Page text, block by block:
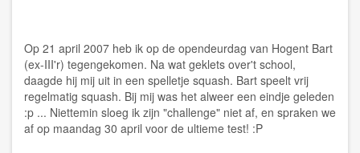
Op 21 april 2007 heb ik op de opendeurdag van Hogent Bart
(ex-III'r) tegengekomen. Na wat geklets over't school,
daagde hij mij uit in een spelletje squash. Bart speelt vrij
regelmatig squash. Bij mij was het alweer een eindje geleden
:p ... Niettemin sloeg ik zijn "challenge" niet af, en spraken we
af op maandag 30 april voor de ultieme test! :P